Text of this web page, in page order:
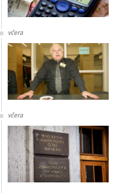
včera
včera